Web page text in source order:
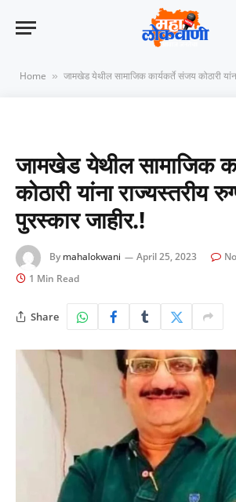
Home » जामखेड येथील सामाजिक कार्यकर्ते संजय कोठारी यांना
जामखेड येथील सामाजिक
कोठारी यांना राज्यस्तरीय
पुरस्कार जाहीर.!
By mahalokwani April 25, 2023
1 Min Read
Share